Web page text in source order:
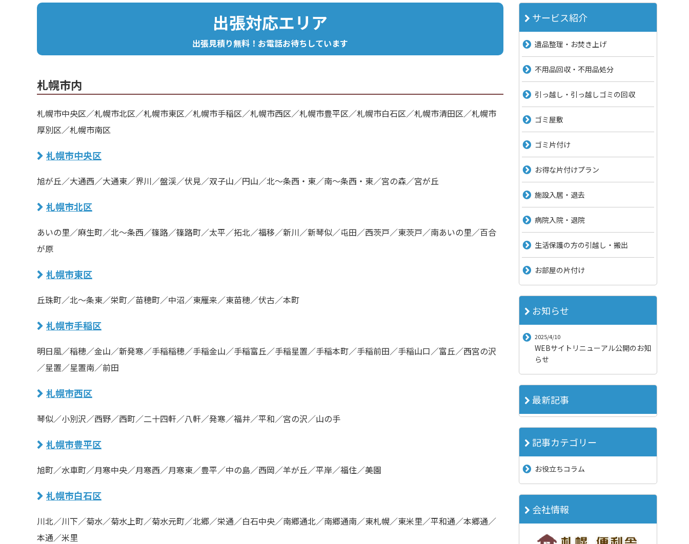
出張対応エリア
出張見積り無料！お電話お待ちしています
札幌市内
札幌市中央区／札幌市北区／札幌市東区／札幌市手稲区／札幌市西区／札幌市豊平区／札幌市白石区／札幌市清田区／札幌市
厚別区／札幌市南区
札幌市中央区
旭が丘／大通西／大通東／界川／盤渓／伏見／双子山／円山／北〜条西・東／南〜条西・東／宮の森／宮が丘
札幌市北区
あいの里／麻生町／北〜条西／篠路／篠路町／太平／拓北／福移／新川／新琴似／屯田／西茨戸／東茨戸／南あいの里／百合
が原
札幌市東区
丘珠町／北〜条東／栄町／苗穂町／中沼／東雁来／東苗穂／伏古／本町
札幌市手稲区
明日風／稲穂／金山／新発寒／手稲稲穂／手稲金山／手稲富丘／手稲星置／手稲本町／手稲前田／手稲山口／富丘／西宮の沢
／星置／星置南／前田
札幌市西区
琴似／小別沢／西野／西町／二十四軒／八軒／発寒／福井／平和／宮の沢／山の手
札幌市豊平区
旭町／水車町／月寒中央／月寒西／月寒東／豊平／中の島／西岡／羊が丘／平岸／福住／美園
札幌市白石区
川北／川下／菊水／菊水上町／菊水元町／北郷／栄通／白石中央／南郷通北／南郷通南／東札幌／東米里／平和通／本郷通／
本通／米里
サービス紹介
遺品整理・お焚き上げ
不用品回収・不用品処分
引っ越し・引っ越しゴミの回収
ゴミ屋敷
ゴミ片付け
お得な片付けプラン
施設入居・退去
病院入院・退院
生活保護の方の引越し・搬出
お部屋の片付け
お知らせ
2025/4/10
WEBサイトリニューアル公開のお知
らせ
最新記事
記事カテゴリー
お役立ちコラム
会社情報